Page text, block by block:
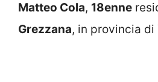
Matteo Cola, 18enne
Grezzana, in provincia di